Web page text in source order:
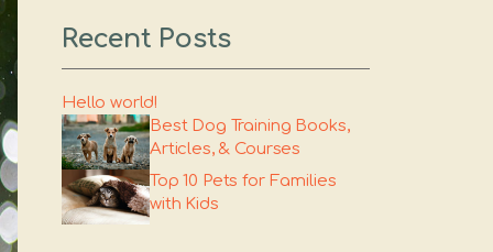
Recent Posts
Hello world!
Best Dog Training Books,
Articles, & Courses
Top 10 Pets for Families
with Kids